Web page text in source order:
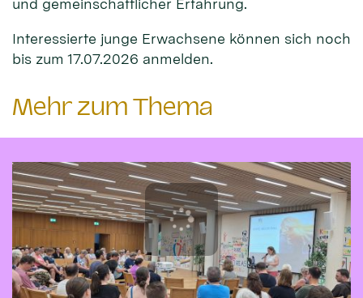
und gemeinschaftlicher Erfahrung.
Interessierte junge Erwachsene können sich noch
bis zum 17.07.2026 anmelden.
Mehr zum Thema